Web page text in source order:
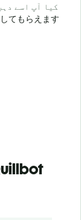
کیا آپ اسے
てもらえます